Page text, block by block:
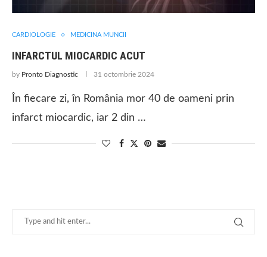
CARDIOLOGIE MEDICINA MUNCII
INFARCTUL MIOCARDIC ACUT
by Pronto Diagnostic 31 octombrie 2024
În fiecare zi, în România mor 40 de oameni prin
infarct miocardic, iar 2 din …